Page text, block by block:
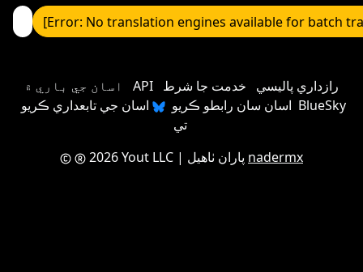
[Error: No translation engines available for batch
اسان جي باري ۾ API رازداري پاليسي
خدمت جا شرط
اسان سان رابطو ڪريو
اسان جي تابعداري ڪريو BlueSky
تي
2026 Yout LLC
nadermx